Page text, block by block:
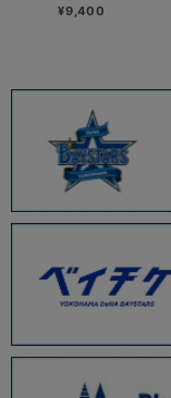
¥9,400